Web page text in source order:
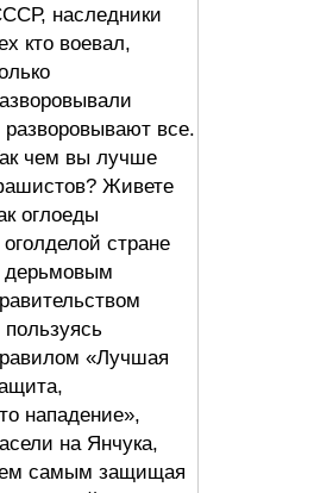
наследники
кто воевал,
разворовывают все.
чем вы лучше
Живете
оглоеды
оголделой стране
дерьмовым
пользуясь
«Лучшая
нападение»,
на Янчука,
самым защищая